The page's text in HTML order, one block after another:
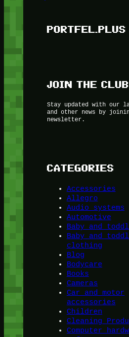
PORTFEL.PLUS
JOIN THE CLUB
Stay updated with our
and other news by
newsletter.
CATEGORIES
Accessories
Allegro
Audio systems
Automotive
Baby and
Baby and
clothing
Blog
Bodycare
Books
Cameras
Car and motor
accessories
Children
Cleaning
Computer